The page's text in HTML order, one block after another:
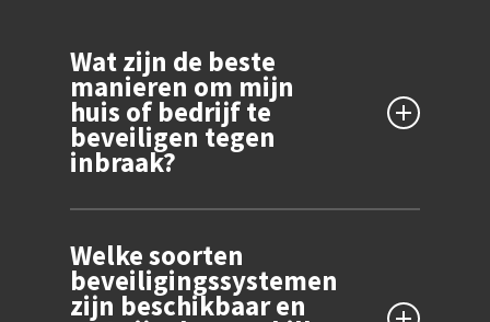
Wat zijn de beste
manieren om mijn
huis of bedrijf te
beveiligen tegen
inbraak?
inbraak zijn er verschillende manieren,
waaronder het installeren van
beveiligingscamera’s, alarmsystemen,
Welke soorten
beveiligingssystemen
zijn beschikbaar en